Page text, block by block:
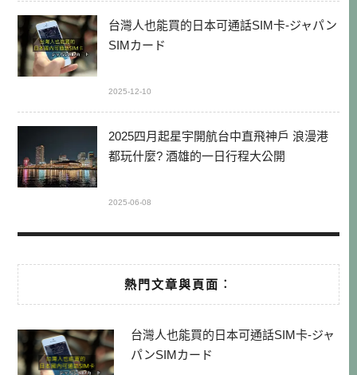
台灣人也能買的日本可通話SIM卡-ジャパン
SIMカード
2025-12-10
2025四月起星宇開航台中直飛神戶 浪漫港
都玩什麼? 酒雄的一日行程大公開
2025-06-08
熱門文章與頁面︰
台灣人也能買的日本可通話SIM卡-ジャ
パンSIMカード